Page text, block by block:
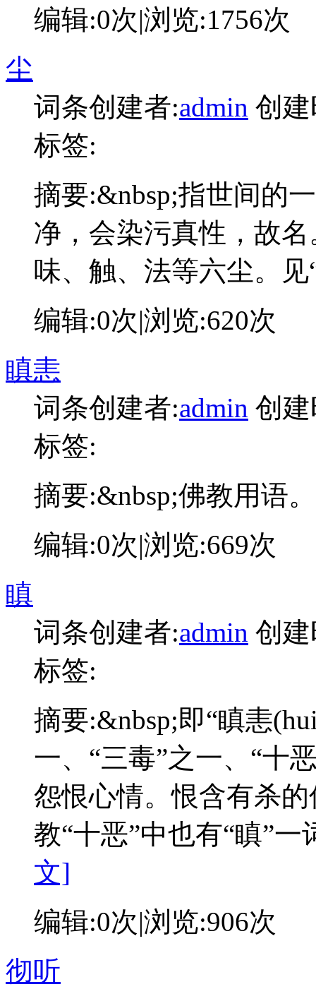
编辑:0次|浏览:1756次
尘
词条创建者:admin 创
标签:
摘要:&nbsp;指世间的
净，会染污真性，故
味、触、法等六尘。见
编辑:0次|浏览:620次
瞋恚
词条创建者:admin 创
标签:
摘要:&nbsp;佛教用语
编辑:0次|浏览:669次
瞋
词条创建者:admin 创
标签:
摘要:&nbsp;即“瞋恚
一、“三毒”之一、“十
怨恨心情。恨含有杀
教“十恶”中也有“瞋”
文]
编辑:0次|浏览:906次
彻听